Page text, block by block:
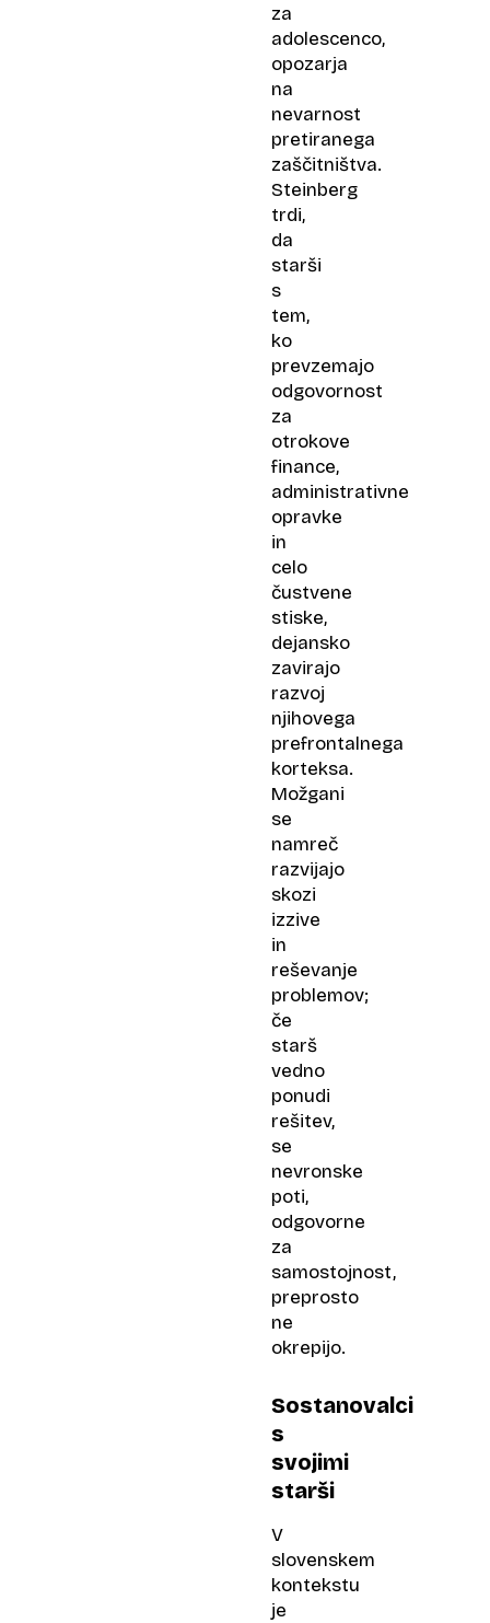
za
adolescenco,
opozarja
na
nevarnost
pretiranega
zaščitništva.
Steinberg
trdi,
da
starši
s
tem,
ko
prevzemajo
odgovornost
za
otrokove
finance,
administrativne
opravke
in
celo
čustvene
stiske,
dejansko
zavirajo
razvoj
njihovega
prefrontalnega
korteksa.
Možgani
se
namreč
razvijajo
skozi
izzive
in
reševanje
problemov;
če
starš
vedno
ponudi
rešitev,
se
nevronske
poti,
odgovorne
za
samostojnost,
preprosto
ne
okrepijo.
Sostanovalci
s
svojimi
starši
V
slovenskem
kontekstu
je